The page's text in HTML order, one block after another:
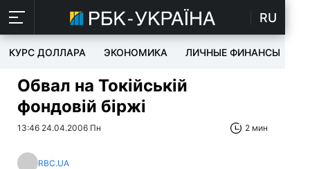
RU
КУРС ДОЛЛАРА ЭКОНОМИКА ЛИЧНЫЕ ФИНАНСЫ
Обвал на Токійській
фондовій біржі
13:46 24.04.2006 Пн 2 мин
RBC.UA